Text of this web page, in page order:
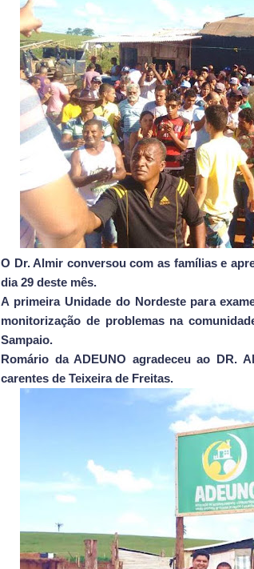
O Dr. Almir conversou com as famílias e
dia 29 deste mês.
A primeira Unidade do Nordeste para
monitorização de problemas na
Sampaio.
Romário da ADEUNO agradeceu ao DR.
carentes de Teixeira de Freitas.